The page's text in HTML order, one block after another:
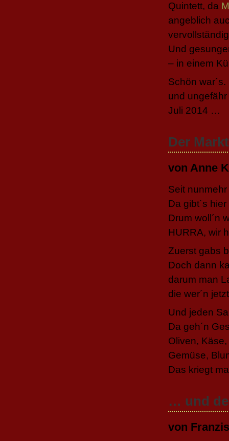
Quintett, da
angeblich
Und
– in einem
Schön
und
Juli 2014 …
Der
von Anne
Seit
Da gibt´s
Drum woll´n
HURRA, wir
Zuerst gabs
Doch dann
darum man
die wer´n
Und jeden
Da geh´n
Oliven,
Gemüse,
Das kriegt
… und
von